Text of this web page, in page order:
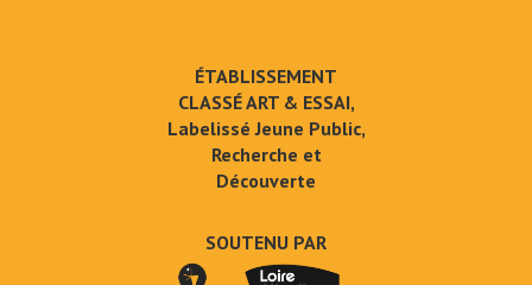
ÉTABLISSEMENT
CLASSÉ ART & ESSAI,
Labelissé Jeune Public,
Recherche et
Découverte
SOUTENU PAR